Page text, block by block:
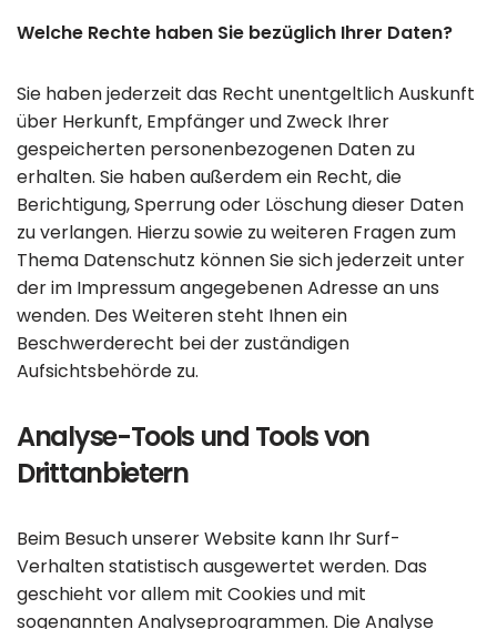
Welche Rechte haben Sie bezüglich Ihrer Daten?
Sie haben jederzeit das Recht unentgeltlich Auskunft
über Herkunft, Empfänger und Zweck Ihrer
gespeicherten personenbezogenen Daten zu
erhalten. Sie haben außerdem ein Recht, die
Berichtigung, Sperrung oder Löschung dieser Daten
zu verlangen. Hierzu sowie zu weiteren Fragen zum
Thema Datenschutz können Sie sich jederzeit unter
der im Impressum angegebenen Adresse an uns
wenden. Des Weiteren steht Ihnen ein
Beschwerderecht bei der zuständigen
Aufsichtsbehörde zu.
Analyse-Tools und Tools von
Drittanbietern
Beim Besuch unserer Website kann Ihr Surf-
Verhalten statistisch ausgewertet werden. Das
geschieht vor allem mit Cookies und mit
sogenannten Analyseprogrammen. Die Analyse